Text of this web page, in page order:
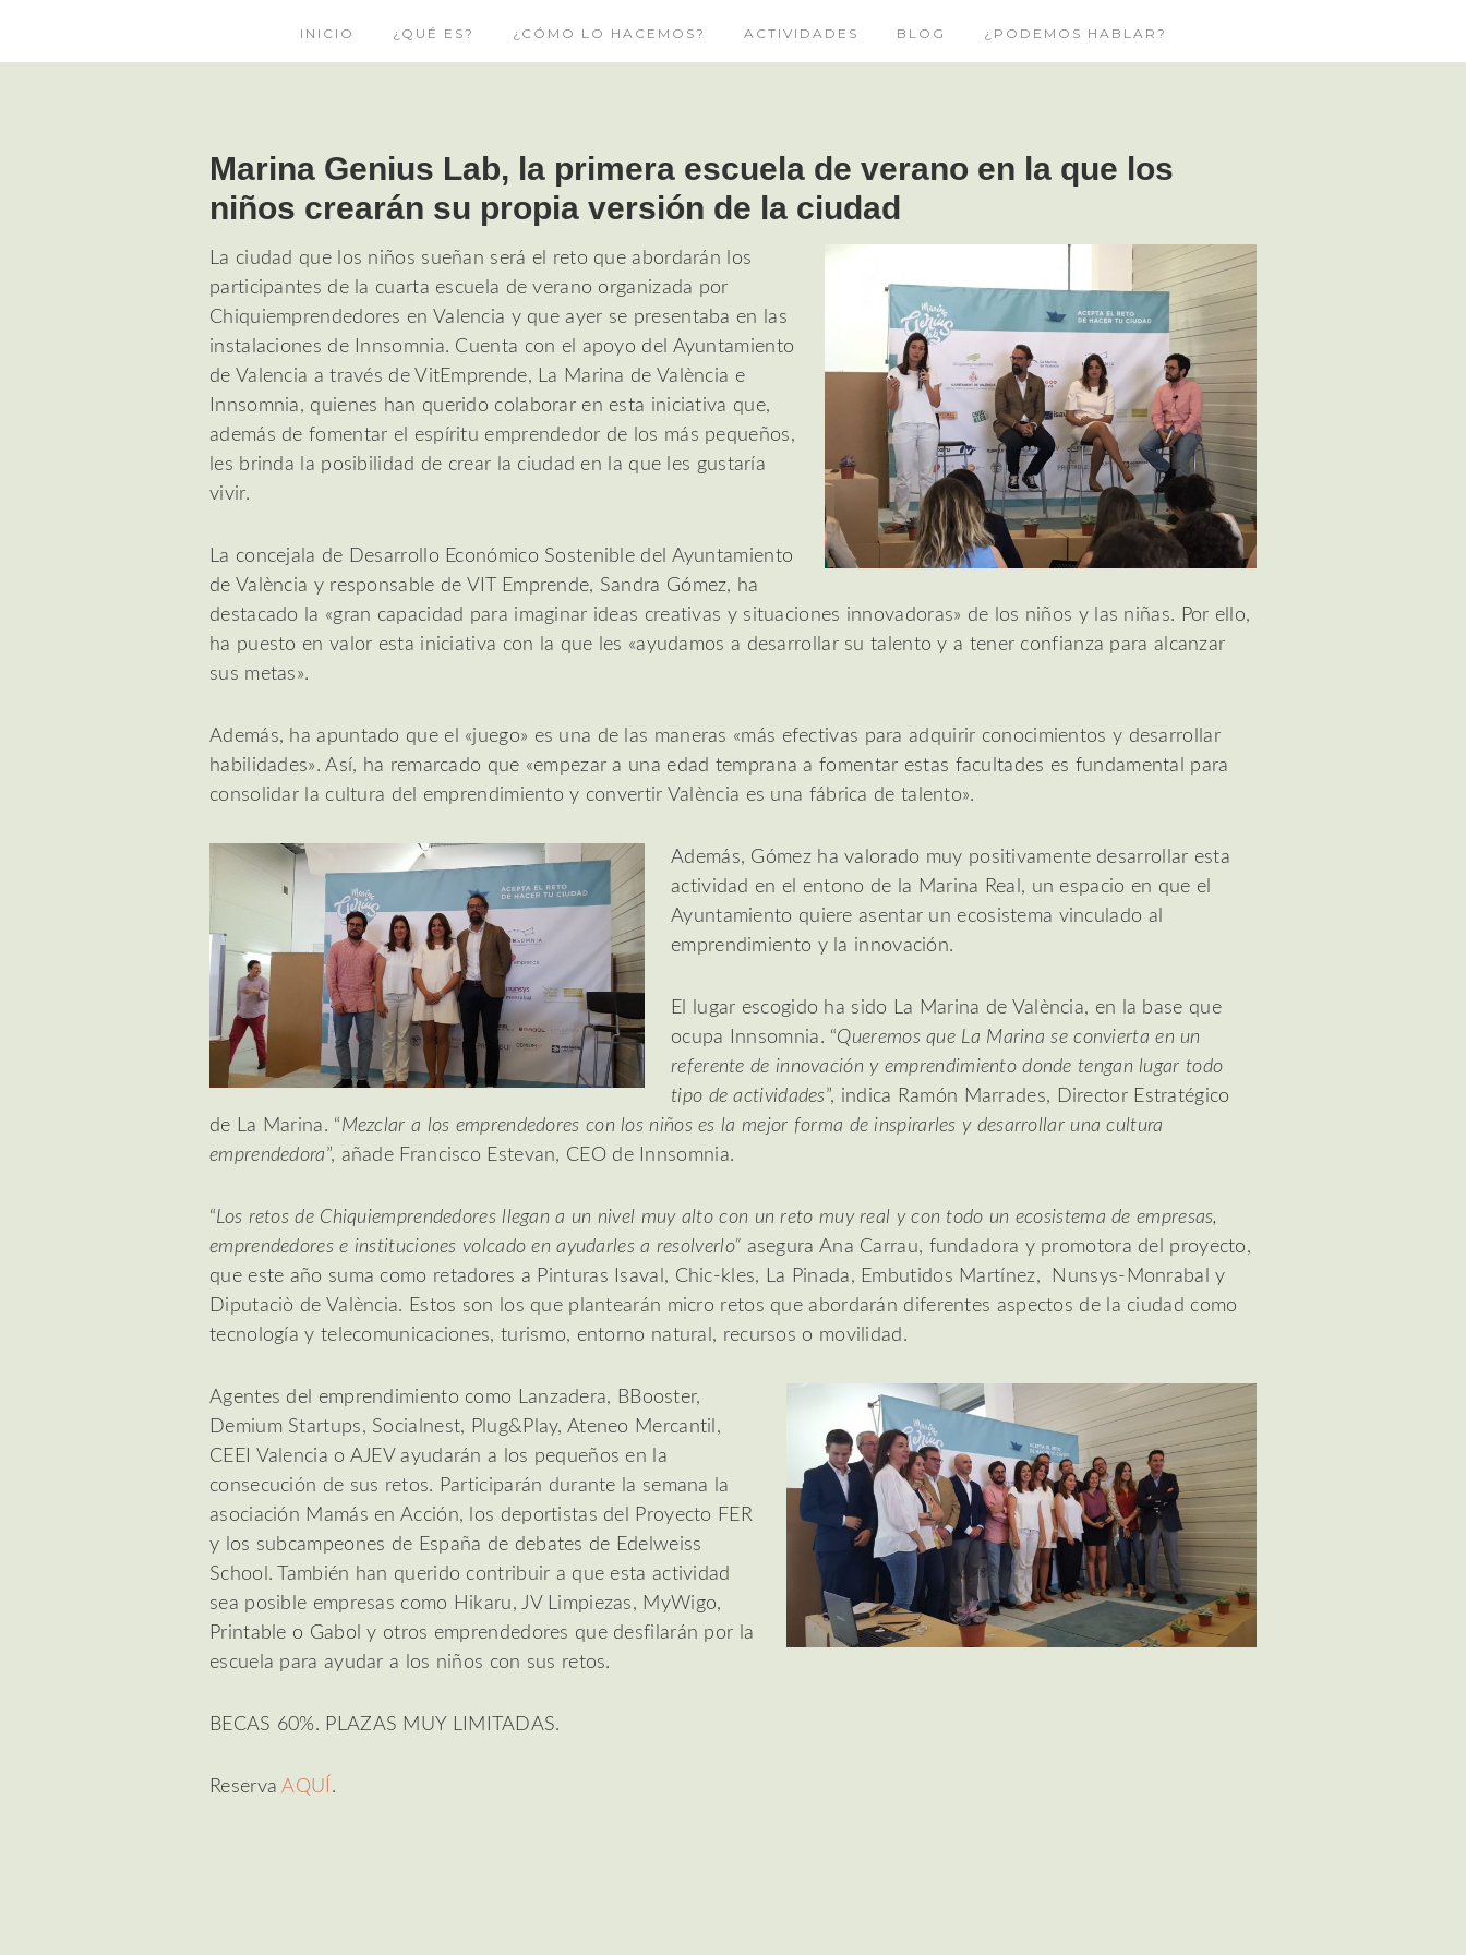
INICIO ¿QUÉ ES? ¿CÓMO LO HACEMOS? ACTIVIDADES BLOG ¿PODEMOS HABLAR?
Marina Genius Lab, la primera escuela de verano en la que los
niños crearán su propia versión de la ciudad
La ciudad que los niños sueñan será el reto que abordarán los
participantes de la cuarta escuela de verano organizada por
Chiquiemprendedores en Valencia y que ayer se presentaba en las
instalaciones de Innsomnia. Cuenta con el apoyo del Ayuntamiento
de Valencia a través de VitEmprende, La Marina de València e
Innsomnia, quienes han querido colaborar en esta iniciativa que,
además de fomentar el espíritu emprendedor de los más pequeños,
les brinda la posibilidad de crear la ciudad en la que les gustaría
vivir.
La concejala de Desarrollo Económico Sostenible del Ayuntamiento
de València y responsable de VIT Emprende, Sandra Gómez, ha
destacado la «gran capacidad para imaginar ideas creativas y situaciones innovadoras» de los niños y las niñas. Por ello,
ha puesto en valor esta iniciativa con la que les «ayudamos a desarrollar su talento y a tener confianza para alcanzar
sus metas».
Además, ha apuntado que el «juego» es una de las maneras «más efectivas para adquirir conocimientos y desarrollar
habilidades». Así, ha remarcado que «empezar a una edad temprana a fomentar estas facultades es fundamental para
consolidar la cultura del emprendimiento y convertir València es una fábrica de talento».
Además, Gómez ha valorado muy positivamente desarrollar esta
actividad en el entono de la Marina Real, un espacio en que el
Ayuntamiento quiere asentar un ecosistema vinculado al
emprendimiento y la innovación.
El lugar escogido ha sido La Marina de València, en la base que
ocupa Innsomnia. “Queremos que La Marina se convierta en un
referente de innovación y emprendimiento donde tengan lugar todo
tipo de actividades”, indica Ramón Marrades, Director Estratégico
de La Marina. “Mezclar a los emprendedores con los niños es la mejor forma de inspirarles y desarrollar una cultura
emprendedora”, añade Francisco Estevan, CEO de Innsomnia.
“Los retos de Chiquiemprendedores llegan a un nivel muy alto con un reto muy real y con todo un ecosistema de empresas,
emprendedores e instituciones volcado en ayudarles a resolverlo” asegura Ana Carrau, fundadora y promotora del proyecto,
que este año suma como retadores a Pinturas Isaval, Chic-kles, La Pinada, Embutidos Martínez, Nunsys-Monrabal y
Diputaciò de València. Estos son los que plantearán micro retos que abordarán diferentes aspectos de la ciudad como
tecnología y telecomunicaciones, turismo, entorno natural, recursos o movilidad.
Agentes del emprendimiento como Lanzadera, BBooster,
Demium Startups, Socialnest, Plug&Play, Ateneo Mercantil,
CEEI Valencia o AJEV ayudarán a los pequeños en la
consecución de sus retos. Participarán durante la semana la
asociación Mamás en Acción, los deportistas del Proyecto FER
y los subcampeones de España de debates de Edelweiss
School. También han querido contribuir a que esta actividad
sea posible empresas como Hikaru, JV Limpiezas, MyWigo,
Printable o Gabol y otros emprendedores que desfilarán por la
escuela para ayudar a los niños con sus retos.
BECAS 60%. PLAZAS MUY LIMITADAS.
ReservaAQUÍ .